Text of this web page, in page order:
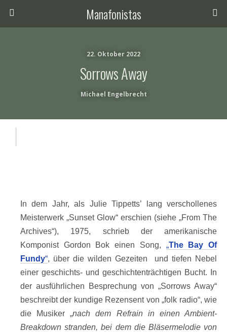
Manafonistas
22. Oktober 2022
Sorrows Away
Michael Engelbrecht
In dem Jahr, als Julie Tippetts’ lang verschollenes
Meisterwerk „Sunset Glow“ erschien (siehe „From The
Archives“), 1975, schrieb der amerikanische
Komponist Gordon Bok einen Song, „The Bay Of
Fundy“, über die wilden Gezeiten
und tiefen Nebel
einer geschichts- und geschichtenträchtigen Bucht. In
der ausführlichen Besprechung von „Sorrows Away“
beschreibt der kundige Rezensent von „folk radio“, wie
die Musiker „nach dem Refrain in einen Ambient-
Breakdown stranden, bei dem die Bläsermelodie von